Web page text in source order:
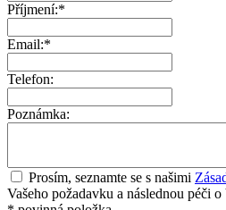
Příjmení:*
Email:*
Telefon:
Poznámka:
Prosím, seznamte se s našimi
Vašeho požadavku a následnou péči